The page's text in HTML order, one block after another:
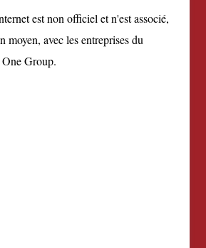
est non officiel et n'est associé,
moyen, avec les entreprises du
Group.